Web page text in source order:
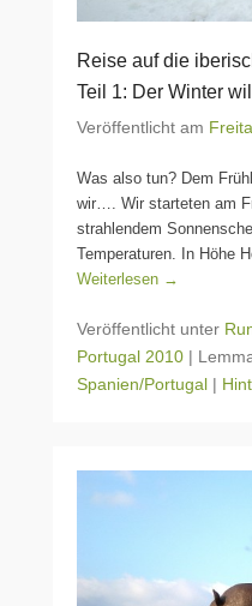
Reise auf die
Teil 1: Der Winter
Veröffentlicht am
Was also tun? Dem
wir…. Wir starteten am
strahlendem
Temperaturen. In Höhe
Weiterlesen →
Veröffentlicht unter
Portugal 2010 |
Spanien/Portugal |